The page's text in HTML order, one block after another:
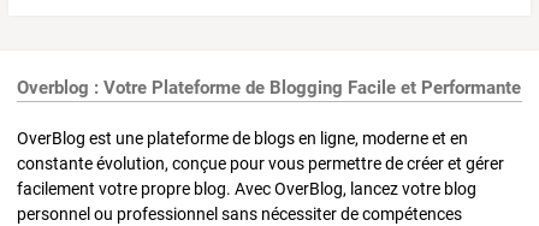
Overblog : Votre Plateforme de Blogging Facile et Performante
OverBlog est une plateforme de blogs en ligne, moderne et en
constante évolution, conçue pour vous permettre de créer et gérer
facilement votre propre blog. Avec OverBlog, lancez votre blog
personnel ou professionnel sans nécessiter de compétences